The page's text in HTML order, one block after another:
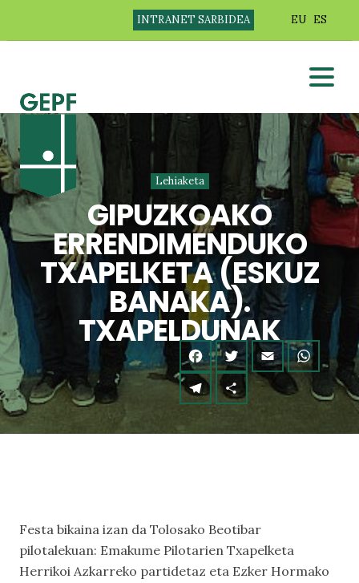
INTRANET SARBIDEA EU ES
Lehiaketa
GIPUZKOAKO
ERRENDIMENDUKO
TXAPELKETA (ESKUZ
BANAKA).
TXAPELDUNAK
Festa bikaina izan da Tolosako Beotibar
pilotalekuan: Emakume Pilotarien Txapelketa
Herrikoi Azkarreko partidetaz eta Ezker Hormako